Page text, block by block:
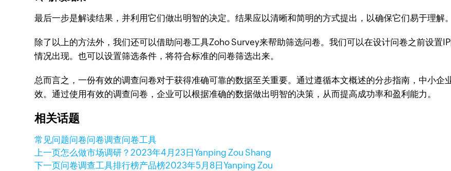
最后一步是解读结果，并利用它们做出明智的决定。结果应以清晰和简明的方式提出，以确保它们易于理解。
除了以上的方法外，我们还可以借助问卷工具Zoho Survey来帮助筛选问卷。我们可以在设计问卷之前设置
情况出现。也可以设置筛选条件，将符合标准的问卷筛选出来。
总而言之，一份有效的调查问卷对于获得准确可靠的数据至关重要。通过遵循本文概述的分步指南，中小
效。通过使用有效的调查问卷，企业可以根据准确的数据做出明智的决策，从而提高成功率和盈利能力。
相关话题
常见问题问卷问卷调查问卷工具
上一页怎么做市场调研？2023年4月23日Yanping Zou Shang
下一页问卷调查工具排行榜产品榜2023年5月8日Yanping Zou